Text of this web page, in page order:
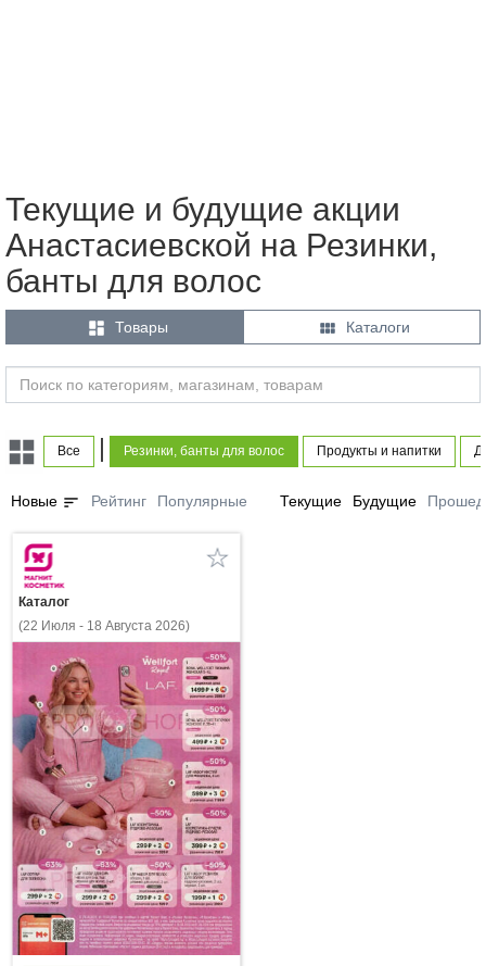
Текущие и будущие акции
Анастасиевской на Резинки,
банты для волос
 Товары  Каталоги
Все Резинки, банты для волос Продукты и напитки
Новые sort Рейтинг Популярные Текущие Будущие
Каталог
(22 Июля - 18 Августа 2026)